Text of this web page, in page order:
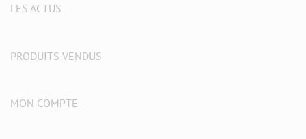
LES ACTUS
PRODUITS VENDUS
MON COMPTE